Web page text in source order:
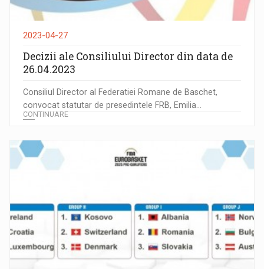
2023-04-27
Decizii ale Consiliului Director din data de
26.04.2023
Consiliul Director al Federatiei Romane de Baschet,
convocat statutar de presedintele FRB, Emilia...
CONTINUARE